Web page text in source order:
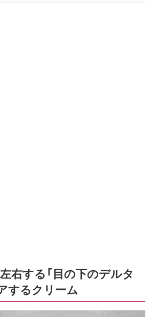
右する「目の下のデルタ
するクリーム